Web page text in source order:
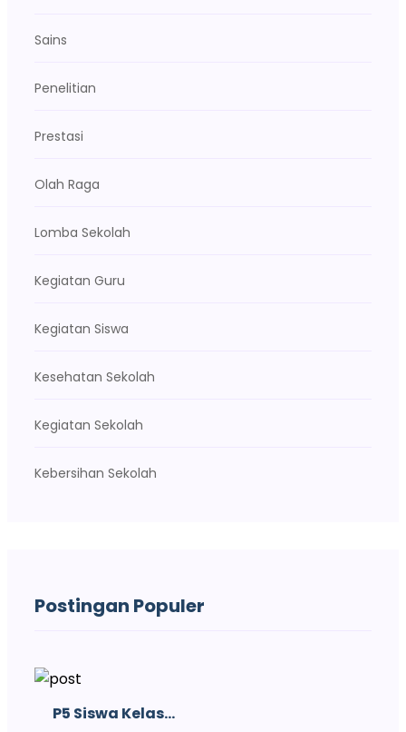
Sains
Penelitian
Prestasi
Olah Raga
Lomba Sekolah
Kegiatan Guru
Kegiatan Siswa
Kesehatan Sekolah
Kegiatan Sekolah
Kebersihan Sekolah
Postingan Populer
P5 Siswa Kelas...